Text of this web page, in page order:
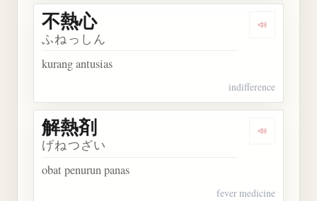
Dengarkan
不熱心
ふねっしん
kurang antusias
indifference
Dengarkan
解熱剤
げねつざい
obat penurun panas
fever medicine